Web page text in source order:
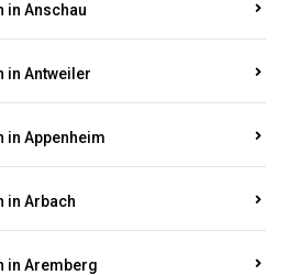
in Anschau
in Antweiler
in Appenheim
in Arbach
in Aremberg